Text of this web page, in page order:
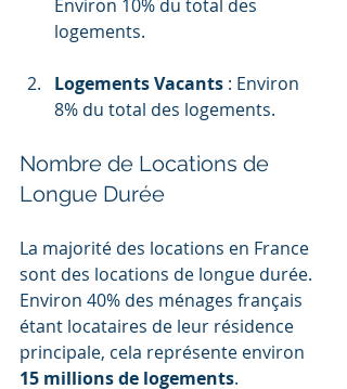
Environ 10% du total des
logements.
Logements Vacants : Environ
8% du total des logements.
Nombre de Locations de
Longue Durée
La majorité des locations en France
sont des locations de longue durée.
Environ 40% des ménages français
étant locataires de leur résidence
principale, cela représente environ
15 millions de logements.